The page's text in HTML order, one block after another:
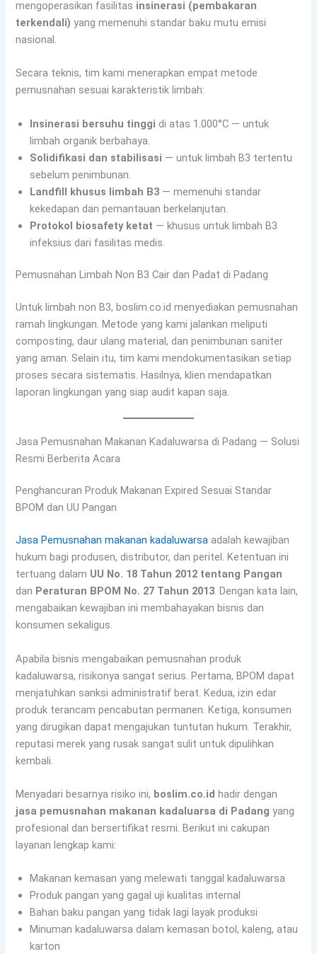
mengoperasikan fasilitas insinerasi (pembakaran
terkendali) yang memenuhi standar baku mutu emisi
nasional.
Secara teknis, tim kami menerapkan empat metode
pemusnahan sesuai karakteristik limbah:
Insinerasi bersuhu tinggi di atas 1.000°C — untuk
limbah organik berbahaya.
Solidifikasi dan stabilisasi — untuk limbah B3 tertentu
sebelum penimbunan.
Landfill khusus limbah B3 — memenuhi standar
kekedapan dan pemantauan berkelanjutan.
Protokol biosafety ketat — khusus untuk limbah B3
infeksius dari fasilitas medis.
Pemusnahan Limbah Non B3 Cair dan Padat di Padang
Untuk limbah non B3, boslim.co.id menyediakan pemusnahan
ramah lingkungan. Metode yang kami jalankan meliputi
composting, daur ulang material, dan penimbunan saniter
yang aman. Selain itu, tim kami mendokumentasikan setiap
proses secara sistematis. Hasilnya, klien mendapatkan
laporan lingkungan yang siap audit kapan saja.
Jasa Pemusnahan Makanan Kadaluwarsa di Padang — Solusi
Resmi Berberita Acara
Penghancuran Produk Makanan Expired Sesuai Standar
BPOM dan UU Pangan
Jasa Pemusnahan makanan kadaluwarsa adalah kewajiban
hukum bagi produsen, distributor, dan peritel. Ketentuan ini
tertuang dalam UU No. 18 Tahun 2012 tentang Pangan
dan Peraturan BPOM No. 27 Tahun 2013. Dengan kata lain,
mengabaikan kewajiban ini membahayakan bisnis dan
konsumen sekaligus.
Apabila bisnis mengabaikan pemusnahan produk
kadaluwarsa, risikonya sangat serius. Pertama, BPOM dapat
menjatuhkan sanksi administratif berat. Kedua, izin edar
produk terancam pencabutan permanen. Ketiga, konsumen
yang dirugikan dapat mengajukan tuntutan hukum. Terakhir,
reputasi merek yang rusak sangat sulit untuk dipulihkan
kembali.
Menyadari besarnya risiko ini, boslim.co.id hadir dengan
jasa pemusnahan makanan kadaluarsa di Padang yang
profesional dan bersertifikat resmi. Berikut ini cakupan
layanan lengkap kami:
Makanan kemasan yang melewati tanggal kadaluwarsa
Produk pangan yang gagal uji kualitas internal
Bahan baku pangan yang tidak lagi layak produksi
Minuman kadaluwarsa dalam kemasan botol, kaleng, atau
karton